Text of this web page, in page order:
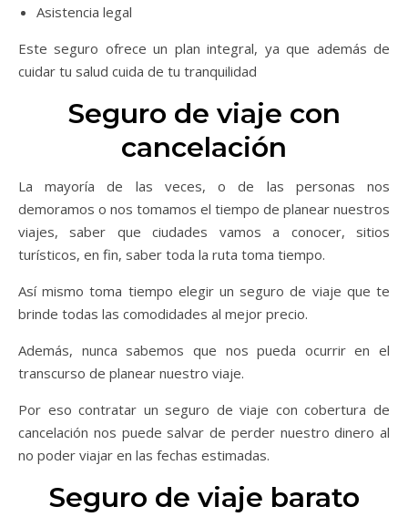
Asistencia legal
Este seguro ofrece un plan integral, ya que además de
cuidar tu salud cuida de tu tranquilidad
Seguro de viaje con
cancelación
La mayoría de las veces, o de las personas nos
demoramos o nos tomamos el tiempo de planear nuestros
viajes, saber que ciudades vamos a conocer, sitios
turísticos, en fin, saber toda la ruta toma tiempo.
Así mismo toma tiempo elegir un seguro de viaje que te
brinde todas las comodidades al mejor precio.
Además, nunca sabemos que nos pueda ocurrir en el
transcurso de planear nuestro viaje.
Por eso contratar un seguro de viaje con cobertura de
cancelación nos puede salvar de perder nuestro dinero al
no poder viajar en las fechas estimadas.
Seguro de viaje barato